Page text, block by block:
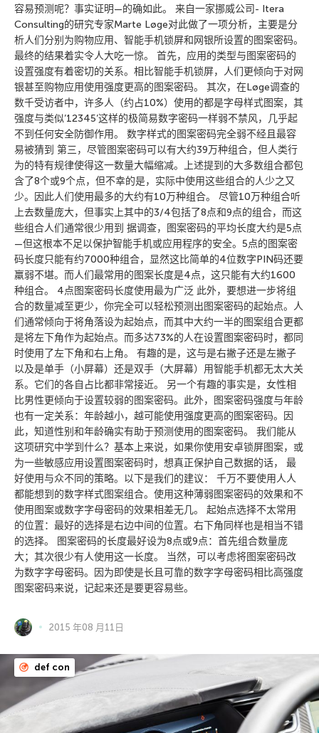
容易预测呢？事实证明—的确如此。 来自一家挪威公司- Itera
Consulting的研究专家Marte Løge对此做了一项分析，主要是分
析人们分别为购物应用、智能手机锁屏和网银所设置的图案密码。
最终的结果着实令人大吃一惊。 首先，应用的类型与图案密码的
设置强度有着密切的关系。相比智能手机锁屏，人们更倾向于对网
银甚至购物应用使用强度更高的图案密码。 其次，在Løge调查的
数千受访者中，许多人（约占10%）使用的都是字母样式图案，其
强度与类似’12345’这样的极简易数字密码一样弱不禁风，几乎起
不到任何安全防御作用。 数字样式的图案密码完全弱不经且最容
易被猜到 第三，尽管图案密码可以有大约39万种组合，但人类行
为的特有规律使得这一数量大幅缩减。上述提到的大多数组合都包
含了8个或9个点，但不幸的是，实际中使用这些组合的人少之又
少。因此人们使用最多的大约有10万种组合。 尽管10万种组合听
上去数量庞大，但事实上其中的3/4包括了8点和9点的组合，而这
些组合人们通常很少用到 据调查，图案密码的平均长度大约是5点
—但这根本不足以保护智能手机或应用程序的安全。5点的图案密
码长度只能有约7000种组合，显然这比简单的4位数字PIN码还要
羸弱不堪。而人们最常用的图案长度是4点，这只能有大约1600
种组合。 4点图案密码长度使用最为广泛 此外，要想进一步将组
合的数量减至更少，你完全可以轻松预测出图案密码的起始点。人
们通常倾向于将角落设为起始点，而其中大约一半的图案组合更都
是将左下角作为起始点。而多达73%的人在设置图案密码时，都同
时使用了左下角和右上角。 有趣的是，这与是右撇子还是左撇子
以及是单手（小屏幕）还是双手（大屏幕）用智能手机都无太大关
系。它们的各自占比都非常接近。 另一个有趣的事实是，女性相
比男性更倾向于设置较弱的图案密码。此外，图案密码强度与年龄
也有一定关系：年龄越小，越可能使用强度更高的图案密码。因
此，知道性别和年龄确实有助于预测使用的图案密码。 我们能从
这项研究中学到什么？基本上来说，如果你使用安卓锁屏图案，或
为一些敏感应用设置图案密码时，想真正保护自己数据的话， 最
好使用与众不同的策略。以下是我们的建议： 千万不要使用人人
都能想到的数字样式图案组合。使用这种薄弱图案密码的效果和不
使用图案或数字字母密码的效果相差无几。 起始点选择不太常用
的位置：最好的选择是右边中间的位置。右下角同样也是相当不错
的选择。 图案密码的长度最好设为8点或9点：首先组合数量庞
大；其次很少有人使用这一长度。 当然，可以考虑将图案密码改
为数字字母密码。因为即使是长且可靠的数字字母密码相比高强度
图案密码来说，记起来还是要更容易些。
2015 年08 月11日
def con